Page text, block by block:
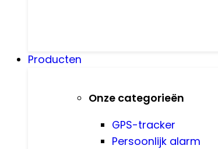
Producten
Onze categorieën
GPS-tracker
Persoonlijk alarm